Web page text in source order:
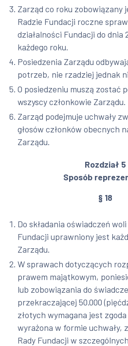
Zarząd co roku zobowiązany
Radzie Fundacji roczne
działalności Fundacji do dnia
każdego roku.
Posiedzenia Zarządu
potrzeb, nie rzadziej jednak
O posiedzeniu muszą zostać
wszyscy członkowie Zarządu.
Zarząd podejmuje uchwały
głosów członków obecnych
Zarządu.
Rozdział 5
Sposób
§ 18
Do składania oświadczeń
Fundacji uprawniony jest
Zarządu.
W sprawach dotyczących
prawem majątkowym,
lub zobowiązania do
przekraczającej 50.000
złotych wymagana jest
wyrażona w formie uchwały,
Rady Fundacji w